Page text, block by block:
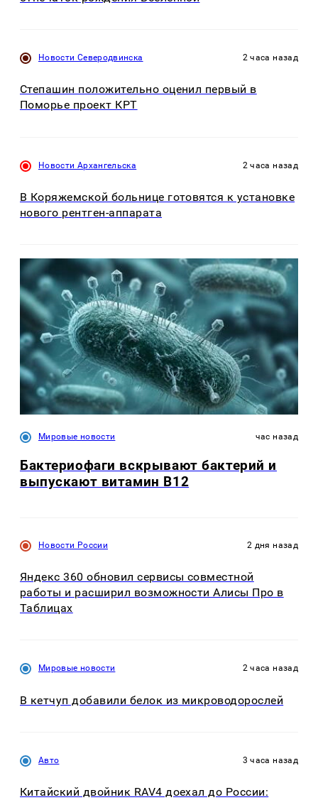
Новости Северодвинска 2 часа назад
Степашин положительно оценил первый в
Поморье проект КРТ
Новости Архангельска 2 часа назад
В Коряжемской больнице готовятся к установке
нового рентген-аппарата
Мировые новости час назад
Бактериофаги вскрывают бактерий и
выпускают витамин B12
Новости России 2 дня назад
Яндекс 360 обновил сервисы совместной
работы и расширил возможности Алисы Про в
Таблицах
Мировые новости 2 часа назад
В кетчуп добавили белок из микроводорослей
Авто 3 часа назад
Китайский двойник RAV4 доехал до России: